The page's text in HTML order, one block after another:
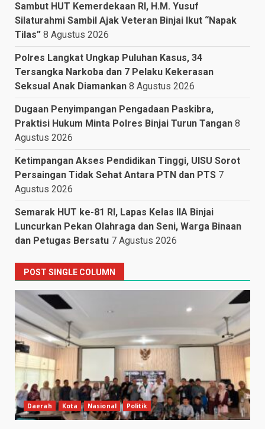
Sambut HUT Kemerdekaan RI, H.M. Yusuf
Silaturahmi Sambil Ajak Veteran Binjai Ikut “Napak
Tilas” 8 Agustus 2026
Polres Langkat Ungkap Puluhan Kasus, 34
Tersangka Narkoba dan 7 Pelaku Kekerasan
Seksual Anak Diamankan 8 Agustus 2026
Dugaan Penyimpangan Pengadaan Paskibra,
Praktisi Hukum Minta Polres Binjai Turun Tangan 8
Agustus 2026
Ketimpangan Akses Pendidikan Tinggi, UISU Sorot
Persaingan Tidak Sehat Antara PTN dan PTS 7
Agustus 2026
Semarak HUT ke-81 RI, Lapas Kelas IIA Binjai
Luncurkan Pekan Olahraga dan Seni, Warga Binaan
dan Petugas Bersatu 7 Agustus 2026
POST SINGLE COLUMN
Daerah Kota Nasional Politik